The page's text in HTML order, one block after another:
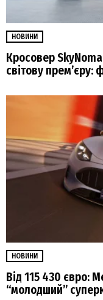
НОВИНИ
Кросовер
світову прем’єру:
НОВИНИ
Від 115 430 євро:
“молодший”